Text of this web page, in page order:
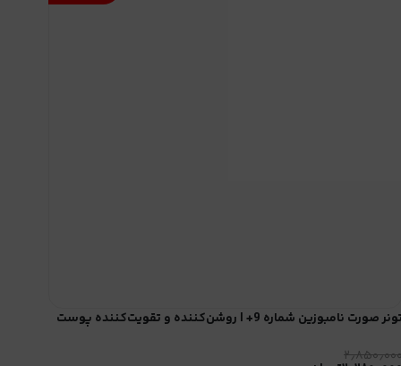
تونر صورت نامبوزین شماره 9+ | روشن‌کننده و تقویت‌کننده پوست